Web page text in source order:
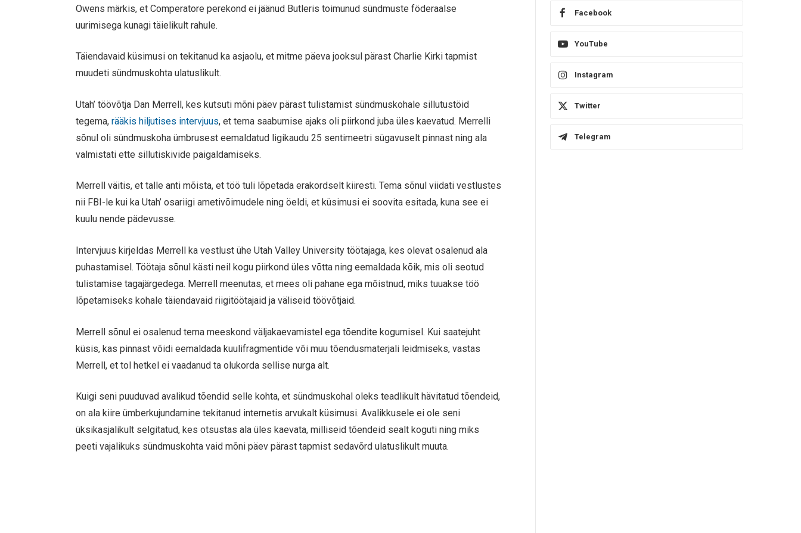
Owens märkis, et Comperatore perekond ei jäänud Butleris toimunud sündmuste föderaalse
uurimisega kunagi täielikult rahule.
Täiendavaid küsimusi on tekitanud ka asjaolu, et mitme päeva jooksul pärast Charlie Kirki tapmist
muudeti sündmuskohta ulatuslikult.
Utah’ töövõtja Dan Merrell, kes kutsuti mõni päev pärast tulistamist sündmuskohale sillutustöid
tegema,rääkis hiljutises intervjuus, et tema saabumise ajaks oli piirkond juba üles kaevatud. Merrelli
sõnul oli sündmuskoha ümbrusest eemaldatud ligikaudu 25 sentimeetri sügavuselt pinnast ning ala
valmistati ette sillutiskivide paigaldamiseks.
Merrell väitis, et talle anti mõista, et töö tuli lõpetada erakordselt kiiresti. Tema sõnul viidati vestlustes
nii FBI-le kui ka Utah’ osariigi ametivõimudele ning öeldi, et küsimusi ei soovita esitada, kuna see ei
kuulu nende pädevusse.
Intervjuus kirjeldas Merrell ka vestlust ühe Utah Valley University töötajaga, kes olevat osalenud ala
puhastamisel. Töötaja sõnul kästi neil kogu piirkond üles võtta ning eemaldada kõik, mis oli seotud
tulistamise tagajärgedega. Merrell meenutas, et mees oli pahane ega mõistnud, miks tuuakse töö
lõpetamiseks kohale täiendavaid riigitöötajaid ja väliseid töövõtjaid.
Merrell sõnul ei osalenud tema meeskond väljakaevamistel ega tõendite kogumisel. Kui saatejuht
küsis, kas pinnast võidi eemaldada kuulifragmentide või muu tõendusmaterjali leidmiseks, vastas
Merrell, et tol hetkel ei vaadanud ta olukorda sellise nurga alt.
Kuigi seni puuduvad avalikud tõendid selle kohta, et sündmuskohal oleks teadlikult hävitatud tõendeid,
on ala kiire ümberkujundamine tekitanud internetis arvukalt küsimusi. Avalikkusele ei ole seni
üksikasjalikult selgitatud, kes otsustas ala üles kaevata, milliseid tõendeid sealt koguti ning miks
peeti vajalikuks sündmuskohta vaid mõni päev pärast tapmist sedavõrd ulatuslikult muuta.
Facebook
YouTube
Instagram
Twitter
Telegram